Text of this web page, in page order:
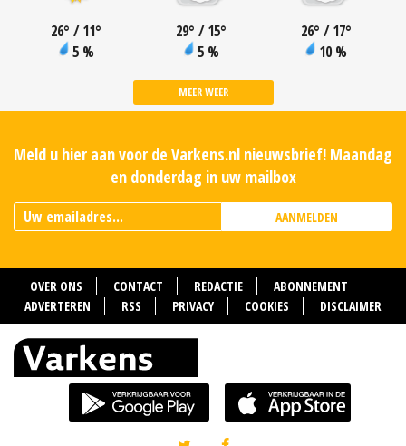
26° / 11°
5 %
29° / 15°
5 %
26° / 17°
10 %
MEER WEER
Meld u hier aan voor de Varkens.nl nieuwsbrief! Maandag
en donderdag in uw mailbox
AANMELDEN
OVER ONS CONTACT REDACTIE
ABONNEMENT
ADVERTEREN
RSS PRIVACY COOKIES DISCLAIMER